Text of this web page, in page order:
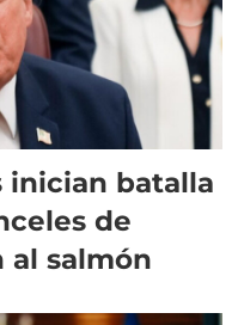
inician batalla
de
al salmón